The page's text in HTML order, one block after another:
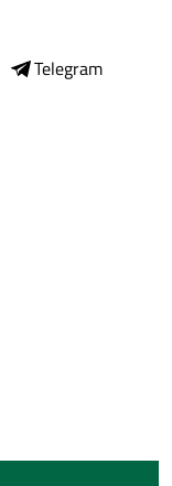
Telegram